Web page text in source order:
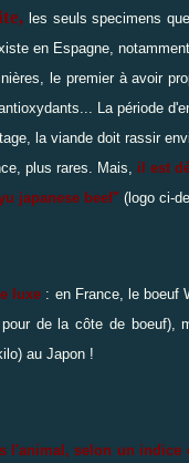
les seuls specimens
en Espagne,
le premier à avoir
La période
la viande doit rassir
plus rares. Mais, il est
japanese beef" (logo ci-
luxe : en France, le boeuf
de la côte de
au Japon !
l'animal, selon un indice